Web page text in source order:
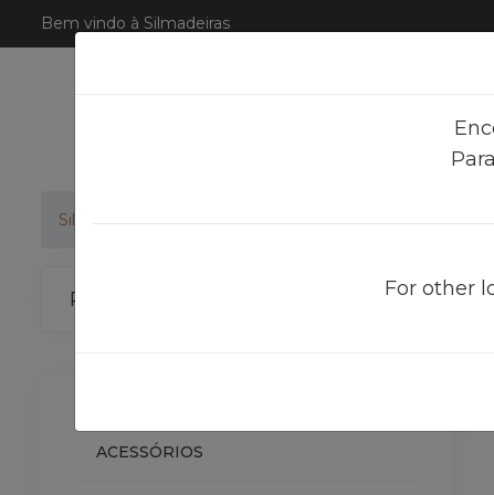
Bem vindo à Silmadeiras
Silmadeiras Produtos SAICOS PREMIUM
ACESSÓRIOS
For other